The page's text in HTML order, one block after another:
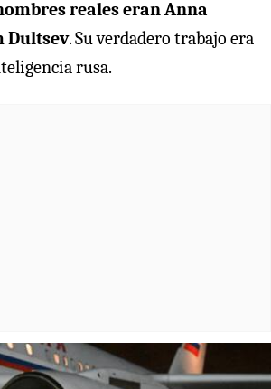
reales eran Anna
Dultsev. Su verdadero trabajo era
rusa.